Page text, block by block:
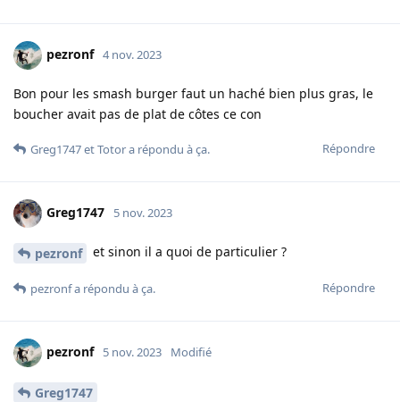
pezronf 4 nov. 2023
Bon pour les smash burger faut un haché bien plus gras, le
boucher avait pas de plat de côtes ce con
Répondre
Greg1747etTotora répondu à ça.
Greg1747 5 nov. 2023
pezronf et sinon il a quoi de particulier ?
Répondre
pezronfa répondu à ça.
pezronf 5 nov. 2023 Modifié
Greg1747